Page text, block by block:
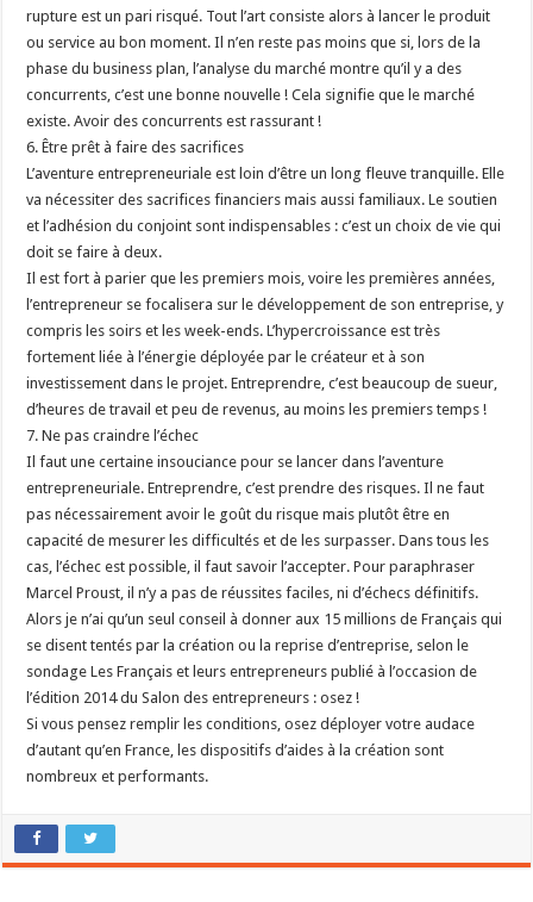
rupture est un pari risqué. Tout l’art consiste alors à lancer le produit
ou service au bon moment. Il n’en reste pas moins que si, lors de la
phase du business plan, l’analyse du marché montre qu’il y a des
concurrents, c’est une bonne nouvelle ! Cela signifie que le marché
existe. Avoir des concurrents est rassurant !
6. Être prêt à faire des sacrifices
L’aventure entrepreneuriale est loin d’être un long fleuve tranquille. Elle
va nécessiter des sacrifices financiers mais aussi familiaux. Le soutien
et l’adhésion du conjoint sont indispensables : c’est un choix de vie qui
doit se faire à deux.
Il est fort à parier que les premiers mois, voire les premières années,
l’entrepreneur se focalisera sur le développement de son entreprise, y
compris les soirs et les week-ends. L’hypercroissance est très
fortement liée à l’énergie déployée par le créateur et à son
investissement dans le projet. Entreprendre, c’est beaucoup de sueur,
d’heures de travail et peu de revenus, au moins les premiers temps !
7. Ne pas craindre l’échec
Il faut une certaine insouciance pour se lancer dans l’aventure
entrepreneuriale. Entreprendre, c’est prendre des risques. Il ne faut
pas nécessairement avoir le goût du risque mais plutôt être en
capacité de mesurer les difficultés et de les surpasser. Dans tous les
cas, l’échec est possible, il faut savoir l’accepter. Pour paraphraser
Marcel Proust, il n’y a pas de réussites faciles, ni d’échecs définitifs.
Alors je n’ai qu’un seul conseil à donner aux 15 millions de Français qui
se disent tentés par la création ou la reprise d’entreprise, selon le
sondage Les Français et leurs entrepreneurs publié à l’occasion de
l’édition 2014 du Salon des entrepreneurs : osez !
Si vous pensez remplir les conditions, osez déployer votre audace
d’autant qu’en France, les dispositifs d’aides à la création sont
nombreux et performants.